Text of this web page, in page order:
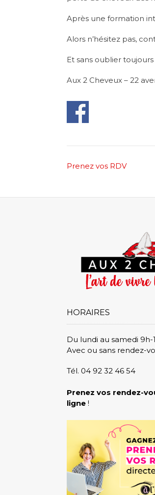
Après une formation
Alors n’hésitez pas,
Et sans oublier
Aux 2 Cheveux – 22
Post
Prenez vos RDV
HORAIRES
Du lundi au samedi
Avec ou sans rendez-
Tél. 04 92 32 46 54
Prenez vos rendez-
ligne !